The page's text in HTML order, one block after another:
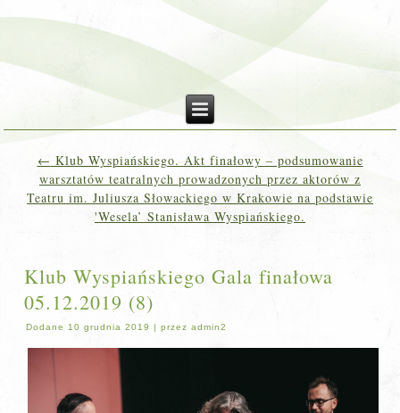
← Klub Wyspiańskiego. Akt finałowy – podsumowanie
warsztatów teatralnych prowadzonych przez aktorów z
Teatru im. Juliusza Słowackiego w Krakowie na podstawie
'Wesela’ Stanisława Wyspiańskiego.
Klub Wyspiańskiego Gala finałowa
05.12.2019 (8)
Dodane 10 grudnia 2019 |przez admin2